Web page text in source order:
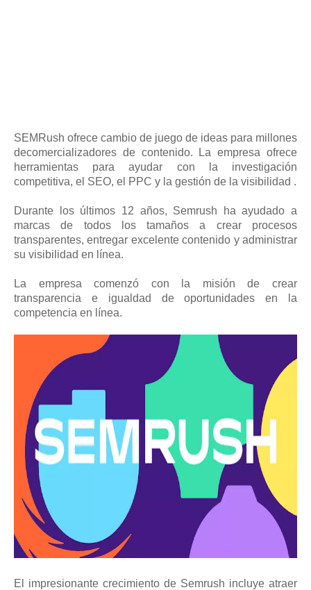
SEMRush ofrece cambio de juego de ideas para millones
decomercializadores de contenido. La empresa ofrece
herramientas para ayudar con la investigación
competitiva, el SEO, el PPC y la gestión de la visibilidad .
Durante los últimos 12 años, Semrush ha ayudado a
marcas de todos los tamaños a crear procesos
transparentes, entregar excelente contenido y administrar
su visibilidad en línea.
La empresa comenzó con la misión de crear
transparencia e igualdad de oportunidades en la
competencia en línea.
El impresionante crecimiento de Semrush incluye atraer